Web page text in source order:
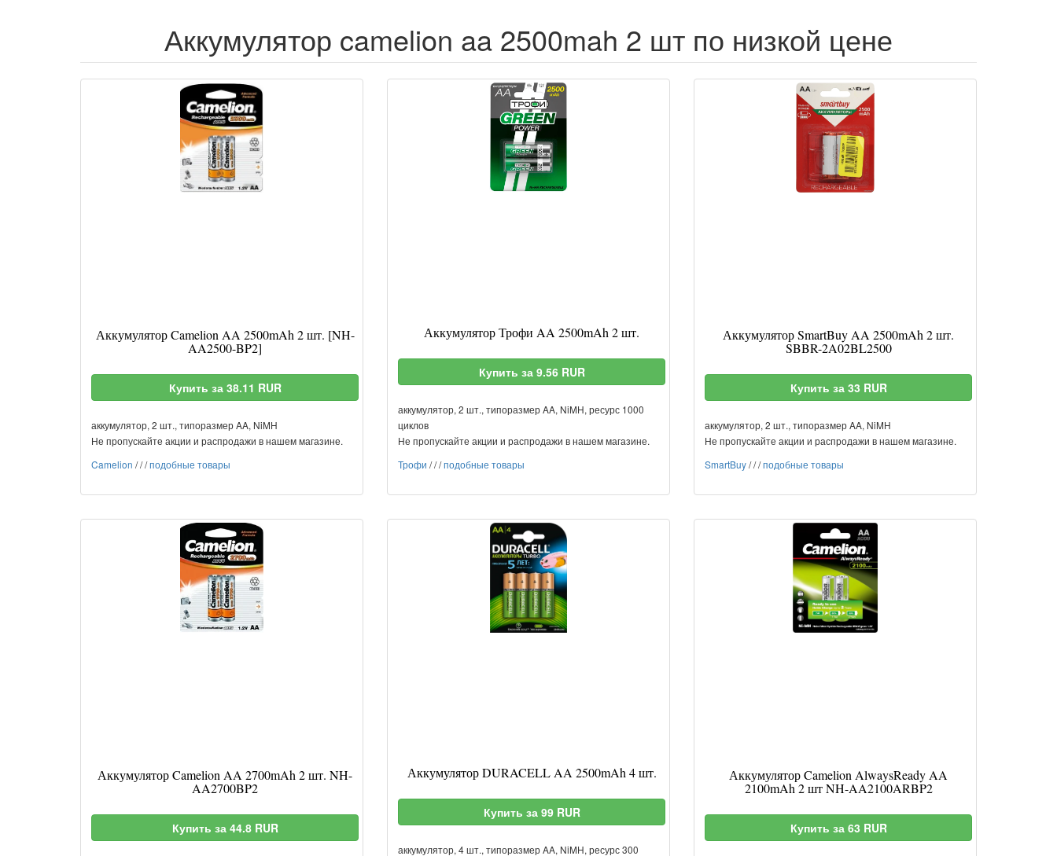
Аккумулятор camelion aa 2500mah 2 шт по низкой цене
Аккумулятор Camelion AA 2500mAh 2 шт. [NH-
AA2500-BP2]
Купить за 38.11 RUR
аккумулятор, 2 шт., типоразмер AA, NiMH
Не пропускайте акции и распродажи в нашем магазине.
Camelion ///подобные товары
Аккумулятор Трофи AA 2500mAh 2 шт.
Купить за 9.56 RUR
аккумулятор, 2 шт., типоразмер AA, NiMH, ресурс 1000
циклов
Не пропускайте акции и распродажи в нашем магазине.
Трофи ///подобные товары
Аккумулятор SmartBuy AA 2500mAh 2 шт.
SBBR-2A02BL2500
Купить за 33 RUR
аккумулятор, 2 шт., типоразмер AA, NiMH
Не пропускайте акции и распродажи в нашем магазине.
SmartBuy///подобные товары
Аккумулятор Camelion AA 2700mAh 2 шт. NH-
AA2700BP2
Купить за 44.8 RUR
Аккумулятор DURACELL AA 2500mAh 4 шт.
Купить за 99 RUR
аккумулятор, 4 шт., типоразмер AA, NiMH, ресурс 300
Аккумулятор Camelion AlwaysReady AA
2100mAh 2 шт NH-AA2100ARBP2
Купить за 63 RUR